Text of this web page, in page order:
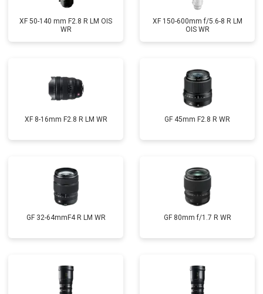
XF 50-140 mm F2.8 R LM OIS
WR
XF 150-600mm f/5.6-8 R LM
OIS WR
XF 8-16mm F2.8 R LM WR GF 45mm F2.8 R WR
GF 32-64mmF4 R LM WR GF 80mm f/1.7 R WR